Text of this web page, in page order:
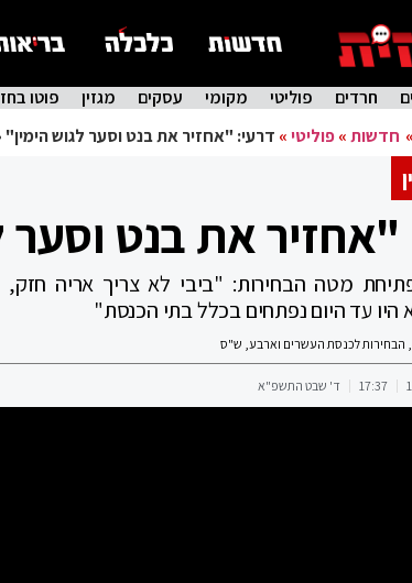
חרדים פוליטי מקומי עסקים מגזין פוטו
» חדשות»פוליטי» דרעי: "אחזיר את בנט וסער לגוש הימין"
את בנט וסער
מטה הבחירות: "ביבי לא צריך אריה
עד היום נפתחים בכלל בתי הכנסת"
, הבחירות לכנסת העשרים וארבע, ש"ס
17:37 ד' שבט התשפ"א